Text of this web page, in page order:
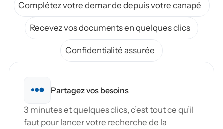
Complétez votre demande depuis votre canapé
Recevez vos documents en quelques clics
Confidentialité assurée
Partagez vos besoins
3 minutes et quelques clics, c’est tout ce qu’il
faut pour lancer votre recherche de la